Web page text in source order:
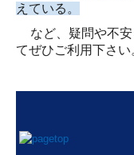
えている。
など、疑問や不
てぜひご利用下さい